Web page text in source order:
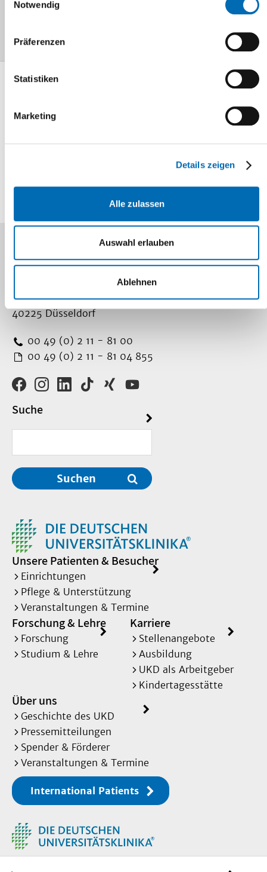
Notwendig
Präferenzen
Statistiken
Marketing
Details zeigen
Alle zulassen
Auswahl erlauben
Ablehnen
Lageplan
Kontakt
Universitätsklinikum Düsseldorf
Moorenstr. 5
40225 Düsseldorf
00 49 (0) 2 11 - 81 00
00 49 (0) 2 11 - 81 04 855
Suche
Suchen
Unsere Patienten & Besucher
Einrichtungen
Pflege & Unterstützung
Veranstaltungen & Termine
Forschung & Lehre
Forschung
Studium & Lehre
Karriere
Stellenangebote
Ausbildung
UKD als Arbeitgeber
Kindertagesstätte
Über uns
Geschichte des UKD
Pressemitteilungen
Spender & Förderer
Veranstaltungen & Termine
International Patients